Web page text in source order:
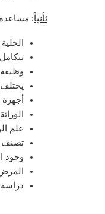
ثأنياً: مساعدة
وظيفة
يختلف
علم
تصنف
وجود
دراسة